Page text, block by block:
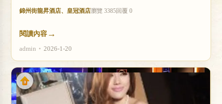
錦州街龍昇酒店、皇冠酒店瀏覽 3385回覆 0
閱讀內容 →
admin • 2026-1-20